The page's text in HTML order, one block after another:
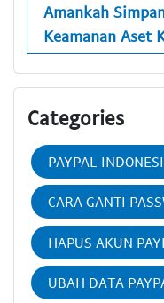
Amankah
Keamanan Aset
Categories
PAYPAL
CARA GANTI
HAPUS AKUN
UBAH DATA